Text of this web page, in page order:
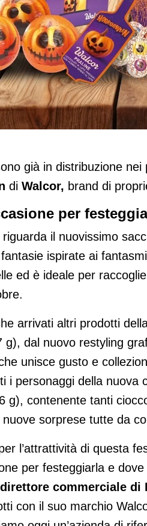
prodotti
già in distribuzione
di Walcor, brand di
per
il nuovissimo
ispirate ai
ed è ideale per
arrivati altri prodotti
g), dal nuovo restyling
unisce gusto e
i personaggi della nuova
g), contenente tanti
sorprese tutte da
l’attrattività di questa
per festeggiarla e
direttore commerciale di
con il suo marchio